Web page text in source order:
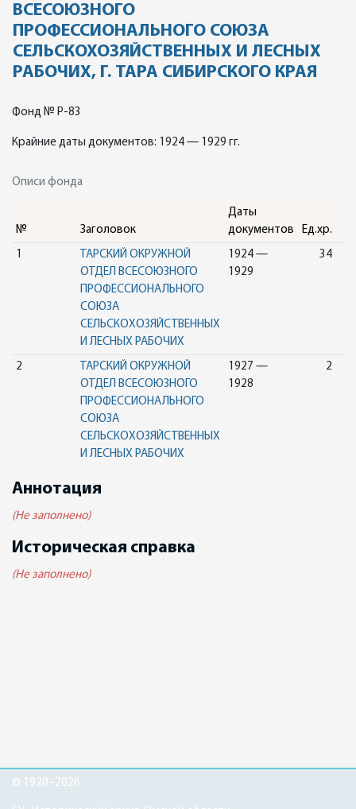
ВСЕСОЮЗНОГО
ПРОФЕССИОНАЛЬНОГО СОЮЗА
СЕЛЬСКОХОЗЯЙСТВЕННЫХ И ЛЕСНЫХ
РАБОЧИХ, Г. ТАРА СИБИРСКОГО КРАЯ
Фонд № Р-83
Крайние даты документов: 1924 — 1929 гг.
Описи фонда
№ Заголовок
Даты
документов
Ед.хр.
1
ТАРСКИЙ ОКРУЖНОЙ
ОТДЕЛ ВСЕСОЮЗНОГО
ПРОФЕССИОНАЛЬНОГО
СОЮЗА
СЕЛЬСКОХОЗЯЙСТВЕННЫХ
И ЛЕСНЫХ РАБОЧИХ
1924 —
1929
34
2
ТАРСКИЙ ОКРУЖНОЙ
ОТДЕЛ ВСЕСОЮЗНОГО
ПРОФЕССИОНАЛЬНОГО
СОЮЗА
СЕЛЬСКОХОЗЯЙСТВЕННЫХ
И ЛЕСНЫХ РАБОЧИХ
1927 —
1928
2
Аннотация
(Не заполнено)
Историческая справка
(Не заполнено)
© 1920–2026